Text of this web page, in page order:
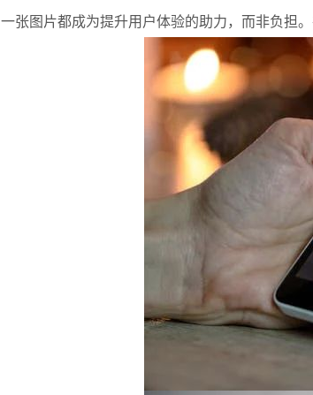
一张图片都成为提升用户体验的助力，而非负担